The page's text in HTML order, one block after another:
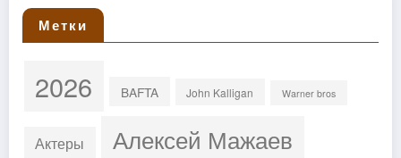
Метки
2026 BAFTA John Kalligan Warner bros
Актеры Алексей Мажаев